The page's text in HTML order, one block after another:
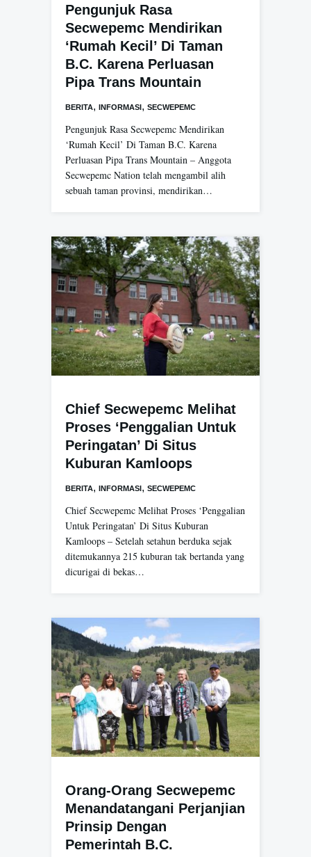
Pengunjuk Rasa
Secwepemc Mendirikan
‘Rumah Kecil’ Di Taman
B.C. Karena Perluasan
Pipa Trans Mountain
BERITA, INFORMASI, SECWEPEMC
Pengunjuk Rasa Secwepemc Mendirikan
‘Rumah Kecil’ Di Taman B.C. Karena
Perluasan Pipa Trans Mountain – Anggota
Secwepemc Nation telah mengambil alih
sebuah taman provinsi, mendirikan…
Chief Secwepemc Melihat
Proses ‘Penggalian Untuk
Peringatan’ Di Situs
Kuburan Kamloops
BERITA, INFORMASI, SECWEPEMC
Chief Secwepemc Melihat Proses ‘Penggalian
Untuk Peringatan’ Di Situs Kuburan
Kamloops – Setelah setahun berduka sejak
ditemukannya 215 kuburan tak bertanda yang
dicurigai di bekas…
Orang-Orang Secwepemc
Menandatangani Perjanjian
Prinsip Dengan
Pemerintah B.C.